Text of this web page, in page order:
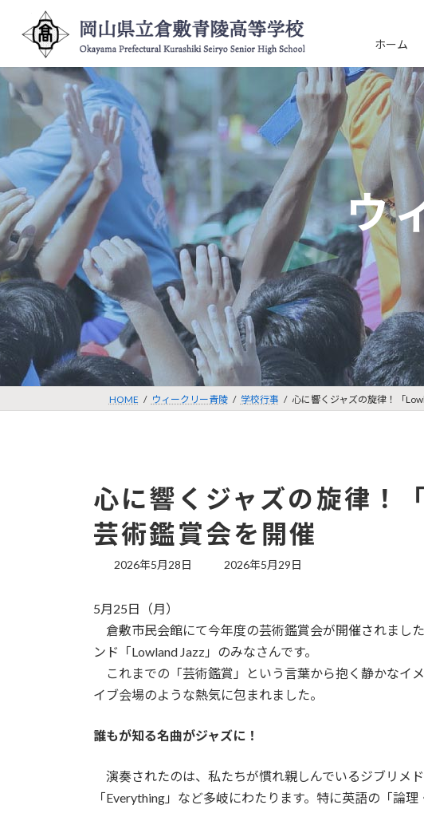
ン
ツ
ッ
プ
ー
シ
移
動
ホーム
ウ
HOME ウィークリー青陵 学校行事 心に響くジャズの旋律！「
心に響くジャズの旋律！
芸術鑑賞会を開催
2026年5月28日
最
日
:
2026年5月29日
5月25日（月）
倉敷市民会館にて今年度の芸術鑑賞会が開催されまし
ンド「Lowland Jazz」のみなさんです。
これまでの「芸術鑑賞」という言葉から抱く静かなイ
イブ会場のような熱気に包まれました。
誰もが知る名曲がジャズに！
演奏されたのは、私たちが慣れ親しんでいるジブリメ
「Everything」など多岐にわたります。特に英語の「論